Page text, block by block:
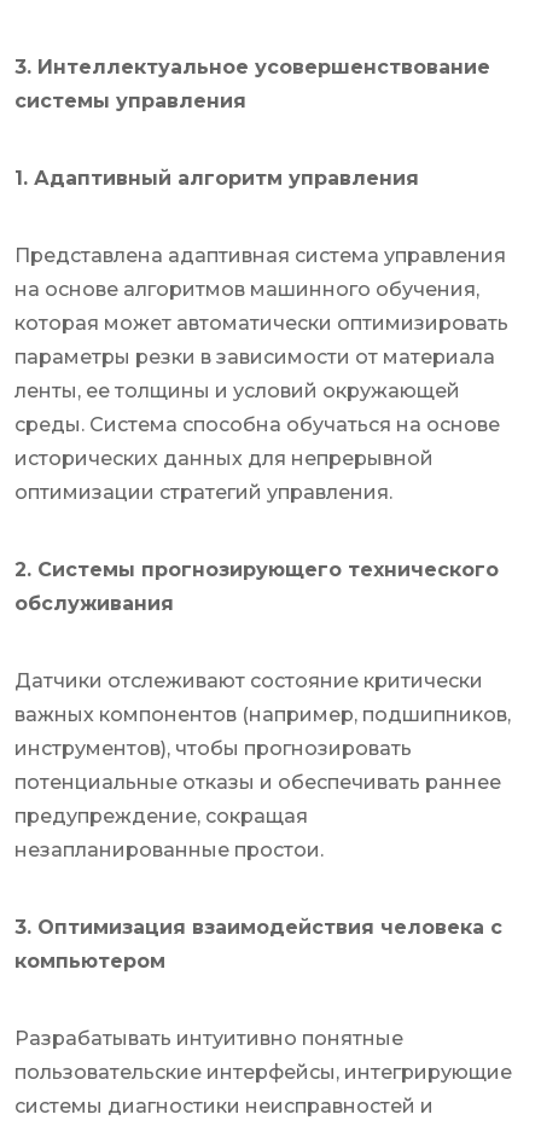
3. Интеллектуальное усовершенствование
системы управления
1. Адаптивный алгоритм управления
Представлена ​​адаптивная система управления
на основе алгоритмов машинного обучения,
которая может автоматически оптимизировать
параметры резки в зависимости от материала
ленты, ее толщины и условий окружающей
среды. Система способна обучаться на основе
исторических данных для непрерывной
оптимизации стратегий управления.
2. Системы прогнозирующего технического
обслуживания
Датчики отслеживают состояние критически
важных компонентов (например, подшипников,
инструментов), чтобы прогнозировать
потенциальные отказы и обеспечивать раннее
предупреждение, сокращая
незапланированные простои.
3. Оптимизация взаимодействия человека с
компьютером
Разрабатывать интуитивно понятные
пользовательские интерфейсы, интегрирующие
системы диагностики неисправностей и